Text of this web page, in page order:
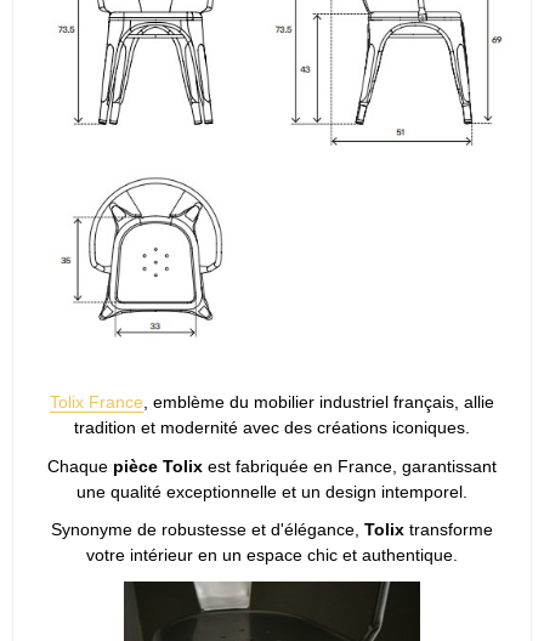
Tolix France , emblème du mobilier industriel français, allie
tradition et modernité avec des créations iconiques.
Chaque pièce Tolix est fabriquée en France, garantissant
une qualité exceptionnelle et un design intemporel.
Synonyme de robustesse et d'élégance, Tolix transforme
votre intérieur en un espace chic et authentique.